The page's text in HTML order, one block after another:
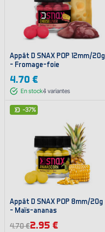
Appât D SNAX POP 12mm/20g
- Fromage-foie
4.70 €
En stock4 variantes
-37%
Appât D SNAX POP 8mm/20g
- Maïs-ananas
4.70 €2.95 €